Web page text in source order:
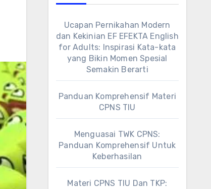
Ucapan Pernikahan Modern
dan Kekinian EF EFEKTA English
for Adults: Inspirasi Kata-kata
yang Bikin Momen Spesial
Semakin Berarti
Panduan Komprehensif Materi
CPNS TIU
Menguasai TWK CPNS:
Panduan Komprehensif Untuk
Keberhasilan
Materi CPNS TIU Dan TKP: